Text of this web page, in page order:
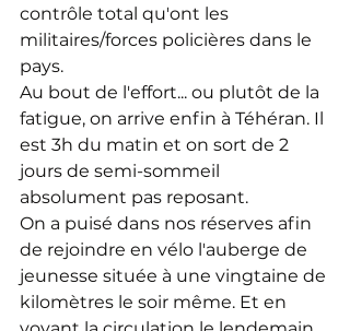
contrôle total qu'ont les
militaires/forces policières dans le
pays.
Au bout de l'effort... ou plutôt de la
fatigue, on arrive enfin à Téhéran. Il
est 3h du matin et on sort de 2
jours de semi-sommeil
absolument pas reposant.
On a puisé dans nos réserves afin
de rejoindre en vélo l'auberge de
jeunesse située à une vingtaine de
kilomètres le soir même. Et en